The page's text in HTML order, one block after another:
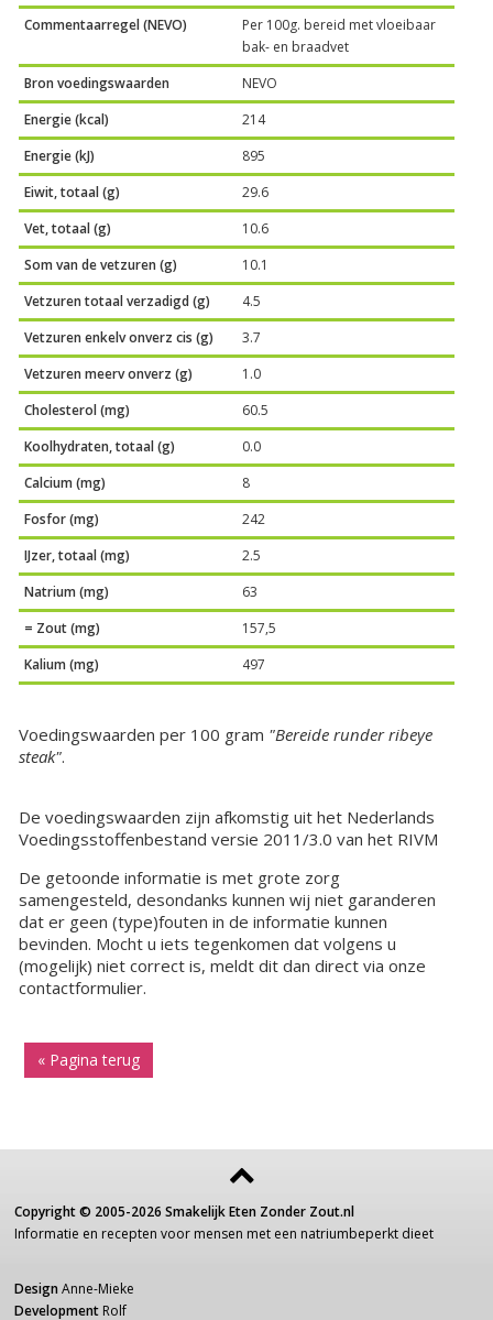
Commentaarregel (NEVO)
Per 100g. bereid met vloeibaar
bak- en braadvet
Bron voedingswaarden
NEVO
Energie (kcal)
214
Energie (kJ)
895
Eiwit, totaal (g)
29.6
Vet, totaal (g)
10.6
Som van de vetzuren (g)
10.1
Vetzuren totaal verzadigd (g)
4.5
Vetzuren enkelv onverz cis (g)
3.7
Vetzuren meerv onverz (g)
1.0
Cholesterol (mg)
60.5
Koolhydraten, totaal (g)
0.0
Calcium (mg)
8
Fosfor (mg)
242
IJzer, totaal (mg)
2.5
Natrium (mg)
63
= Zout (mg)
157,5
Kalium (mg)
497
Voedingswaarden per 100 gram "Bereide runder ribeye
steak".
De voedingswaarden zijn afkomstig uit het Nederlands
Voedingsstoffenbestand versie 2011/3.0 van het RIVM
De getoonde informatie is met grote zorg
samengesteld, desondanks kunnen wij niet garanderen
dat er geen (type)fouten in de informatie kunnen
bevinden. Mocht u iets tegenkomen dat volgens u
(mogelijk) niet correct is, meldt dit dan direct via onze
contactformulier.
« Pagina terug
Copyright © 2005-2026 Smakelijk Eten Zonder Zout.nl
Informatie en recepten voor mensen met een natriumbeperkt dieet
Design Anne-Mieke
Development Rolf